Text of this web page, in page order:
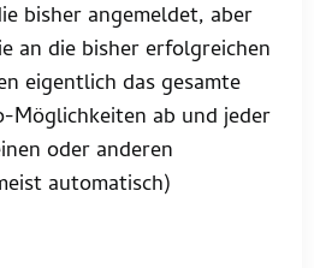
bisher angemeldet, aber
an die bisher erfolgreichen
eigentlich das gesamte
Möglichkeiten ab und jeder
oder anderen
automatisch)